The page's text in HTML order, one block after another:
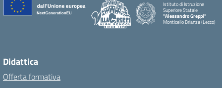
Istituto di Istruzione
Superiore Statale
"Alessandro Greppi"
Monticello Brianza (Lecco)
Didattica
Offerta formativa